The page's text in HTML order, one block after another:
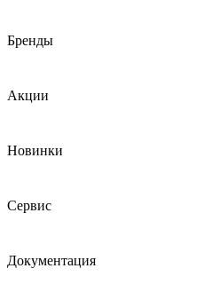
Бренды
Акции
Новинки
Сервис
Документация